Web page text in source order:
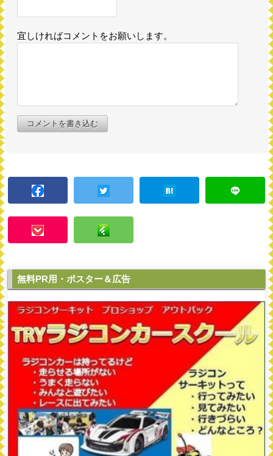
宜しければコメントをお願いします。
コメントを書き込む
無料PR用・ポスター＆広告